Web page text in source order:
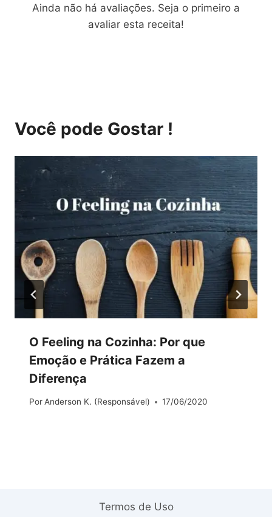
Ainda não há avaliações. Seja o primeiro a
avaliar esta receita!
Você pode Gostar !
O Feeling na Cozinha: Por que
Emoção e Prática Fazem a
Diferença
Por Anderson K. (Responsável) 17/06/2020
Termos de Uso